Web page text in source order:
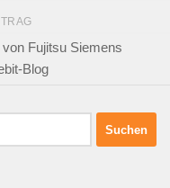
Fujitsu Siemens
Blog